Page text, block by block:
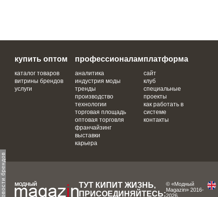
купить оптом
каталог товаров
витрины брендов
услуги
профессионалам
аналитика
индустрия моды
тренды
производство
технологии
торговая площадь
оптовая торговля
франчайзинг
выставки
карьера
платформа
сайт
клуб
специальные
проекты
как работать в
системе
контакты
ТУТ КИПИТ ЖИЗНЬ,
ПРИСОЕДИНЯЙТЕСЬ:
© «Модный
Magazin» 2016-
2026.